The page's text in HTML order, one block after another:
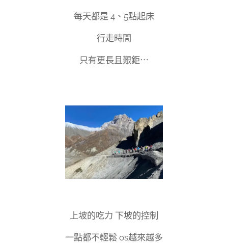
每天都是 4、5點起床
行走時間
只有更長且艱鉅⋯
上坡的吃力 下坡的控制
一點都不輕鬆 os越來越多